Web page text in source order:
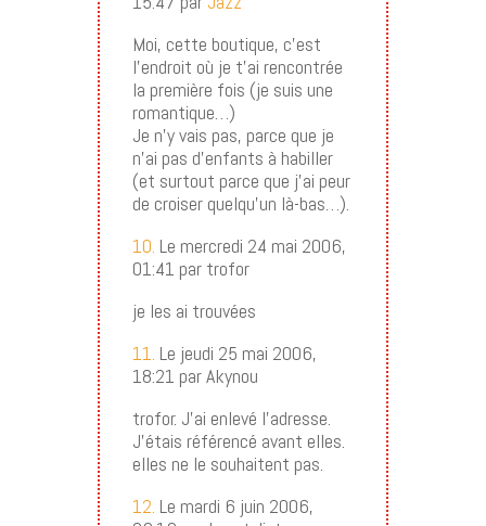
Moi, cette boutique, c’est
l’endroit où je t’ai rencontrée
la première fois (je suis une
romantique…)
Je n’y vais pas, parce que je
n’ai pas d’enfants à habiller
(et surtout parce que j’ai peur
de croiser quelqu’un là-bas…).
10. Le mercredi 24 mai 2006,
01:41 par trofor
je les ai trouvées
11. Le jeudi 25 mai 2006,
18:21 par Akynou
trofor. J’ai enlevé l’adresse.
J’étais référencé avant elles.
elles ne le souhaitent pas.
12. Le mardi 6 juin 2006,